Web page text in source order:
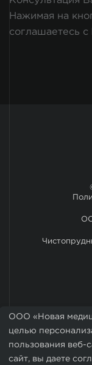
Нажимая на
соглашаетесь с
ООО «Новая
целью
пользования веб-
сайт, вы даете